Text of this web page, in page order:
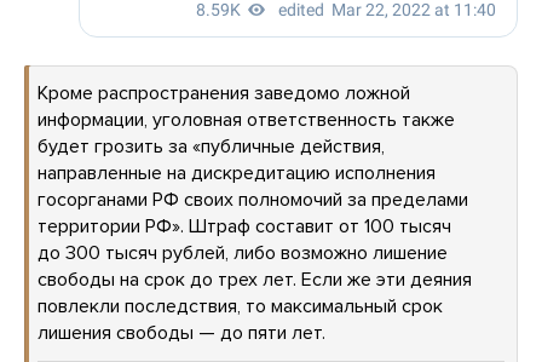
Кроме распространения заведомо ложной
информации, уголовная ответственность также
будет грозить за «публичные действия,
направленные на дискредитацию исполнения
госорганами РФ своих полномочий за пределами
территории РФ». Штраф составит от 100 тысяч
до 300 тысяч рублей, либо возможно лишение
свободы на срок до трех лет. Если же эти деяния
повлекли последствия, то максимальный срок
лишения свободы — до пяти лет.